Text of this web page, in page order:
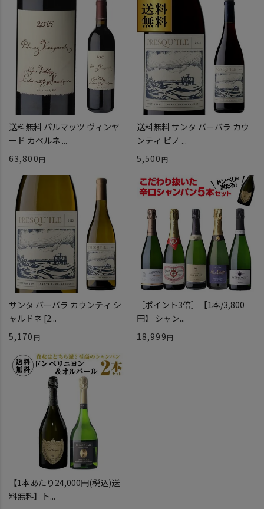
送料無料 パルマッツ ヴィンヤ
ード カベルネ ...
63,800
送料無料 サンタ バーバラ カウ
ンティ ピノ ...
5,500
サンタ バーバラ カウンティ シ
ャルドネ [2...
5,170
［ポイント3倍］【1本/3,800
円】 シャン...
18,999
【1本あたり24,000円(税込)送
料無料】ト...